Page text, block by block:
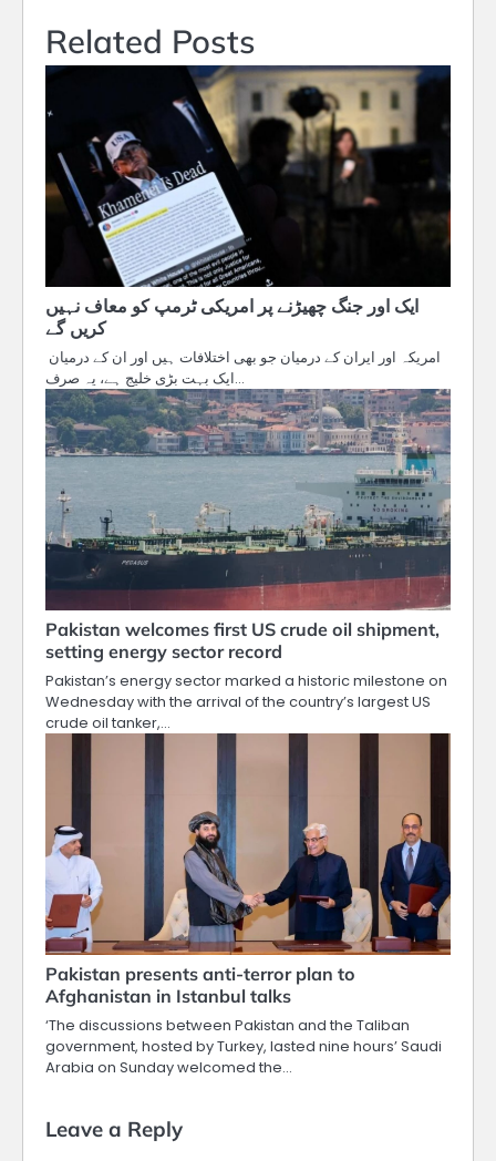
Related Posts
ایک اور جنگ چھیڑنے پر امریکی ٹرمپ کو معاف نہیں
کریں گے
ایک بہت بڑی خلیج ہے، یہ صرف…
Pakistan welcomes first US crude oil shipment,
setting energy sector record
Pakistan’s energy sector marked a historic milestone on
Wednesday with the arrival of the country’s largest US
crude oil tanker,…
Pakistan presents anti-terror plan to
Afghanistan in Istanbul talks
‘The discussions between Pakistan and the Taliban
government, hosted by Turkey, lasted nine hours’ Saudi
Arabia on Sunday welcomed the…
Leave a Reply